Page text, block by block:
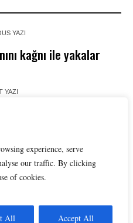
experience, serve
our traffic. By clicking
of cookies.
All Accept All
YAZI
kağnı ile yakalar
YAZI